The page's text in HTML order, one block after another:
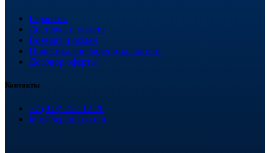
Гарантия
Доставка и оплата
Возврат и обмен
Политика конфиденциальности
Договор оферты
Контакты
+7 (918) 252-12-26
info@teploplas.com